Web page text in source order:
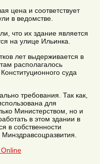
цена и соответствует
в ведомстве.
что их здание является
на улице Ильинка.
лет выдерживается в
располагалось
суда
требования. Так как,
для
Министерством, но и
в этом здании в
в собственности